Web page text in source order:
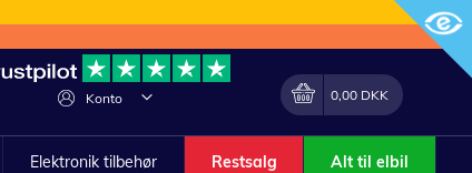
Konto
Lave
Min indkøbskurv
0,00 DKK
Elektronik tilbehør Restsalg Alt til elbil